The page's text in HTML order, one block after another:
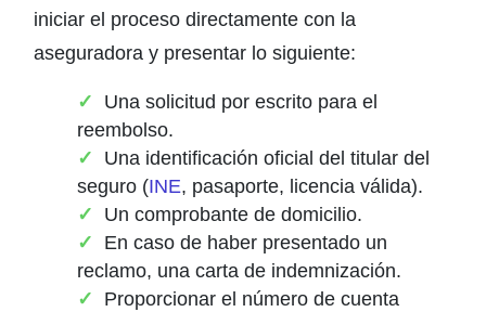
iniciar el proceso directamente con la
aseguradora y presentar lo siguiente:
Una solicitud por escrito para el
reembolso.
Una identificación oficial del titular del
seguro (INE, pasaporte, licencia válida).
Un comprobante de domicilio.
En caso de haber presentado un
reclamo, una carta de indemnización.
Proporcionar el número de cuenta